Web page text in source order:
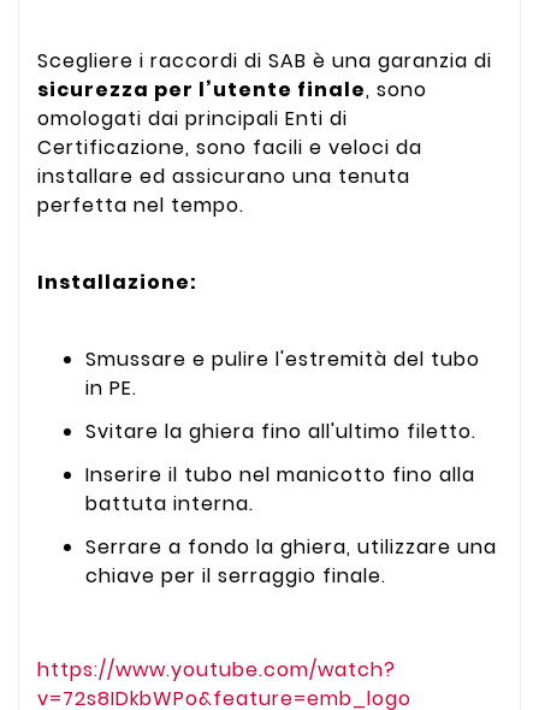
Scegliere i raccordi di SAB è una garanzia di
sicurezza per l’utente finale, sono
omologati dai principali Enti di
Certificazione, sono facili e veloci da
installare ed assicurano una tenuta
perfetta nel tempo.
Installazione:
Smussare e pulire l'estremità del tubo
in PE.
Svitare la ghiera fino all'ultimo filetto.
Inserire il tubo nel manicotto fino alla
battuta interna.
Serrare a fondo la ghiera, utilizzare una
chiave per il serraggio finale.
https://www.youtube.com/watch?
v=72s8IDkbWPo&feature=emb_logo